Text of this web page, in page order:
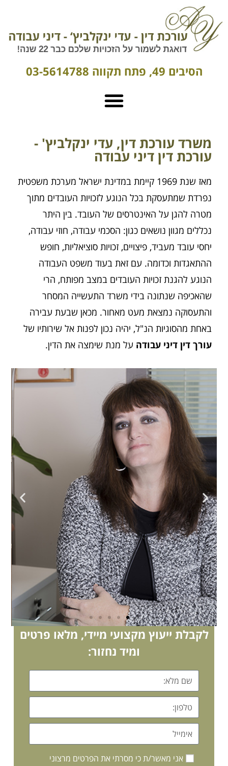
הסיבים 49, פתח תקווה 03-5614788
משרד עורכת דין, עדי ינקלביץ' -
עורכת דין דיני עבודה
מאז שנת 1969 קיימת במדינת ישראל מערכת משפטית
נפרדת שמתעסקת בכל הנוגע לזכויות העובדים מתוך
מטרה להגן על האינטרסים של העובד. בין היתר
נכללים מגוון נושאים כגון: הסכמי עבודה, חוזי עבודה,
יחסי עובד מעביד, פיצויים, זכויות סוציאליות, חופש
ההתאגדות וכדומה. עם זאת בעוד משפט העבודה
הנוגע להגנת זכויות העובדים במצב מפותח, הרי
שהאכיפה שנתונה בידי משרד התעשייה המסחר
והתעסוקה נמצאת מעט מאחור. מכאן שבעת עבירה
באחת מהסוגיות הנ"ל, יהיה נכון לפנות אל שירותיו של
עורך דין דיני עבודה על מנת שימצה את הדין.
לקבלת ייעוץ מקצועי מיידי, מלאו פרטים
ומיד נחזור:
אני מאשר/ת כי מסרתי את הפרטים מרצוני